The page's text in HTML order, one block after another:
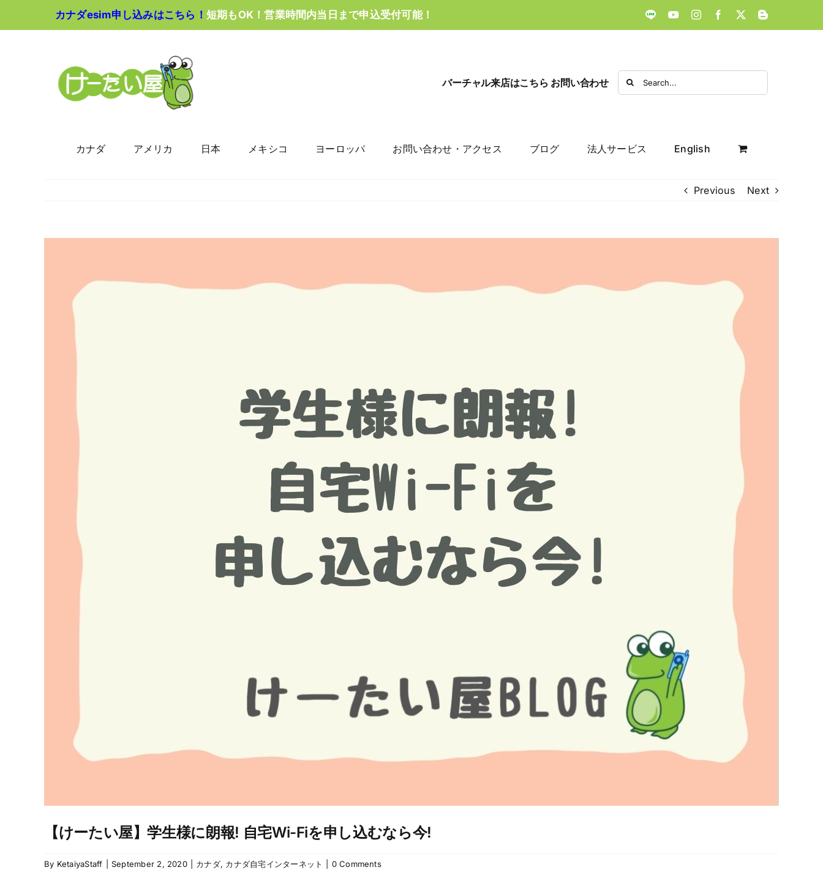
カナダesim申し込みはこちら！ 短期もOK！営業時間内当日まで申込受付可能！ LINE YouTubeInstagramFacebook
X Blogger
バーチャル来店はこちら お問い合わせ
Search
for:
カナダ アメリカ 日本 メキシコ ヨーロッパ お問い合わせ・アクセス ブログ 法人サービス English
Previous Next
【けーたい屋】学生様に朗報! 自宅Wi-Fiを申し込むなら今!
By KetaiyaStaff September 2, 2020 カナダ, カナダ自宅インターネット 0 Comments